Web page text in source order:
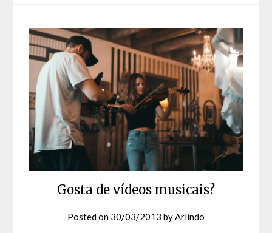
Gosta de vídeos musicais?
Posted on 30/03/2013 byArlindo